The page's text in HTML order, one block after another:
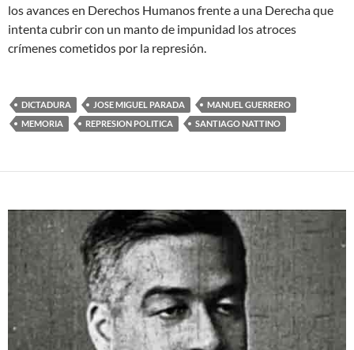
los avances en Derechos Humanos frente a una Derecha que
intenta cubrir con un manto de impunidad los atroces
crímenes cometidos por la represión.
DICTADURA JOSE MIGUEL PARADA
MANUEL GUERRERO
MEMORIA
REPRESION POLITICA SANTIAGO NATTINO